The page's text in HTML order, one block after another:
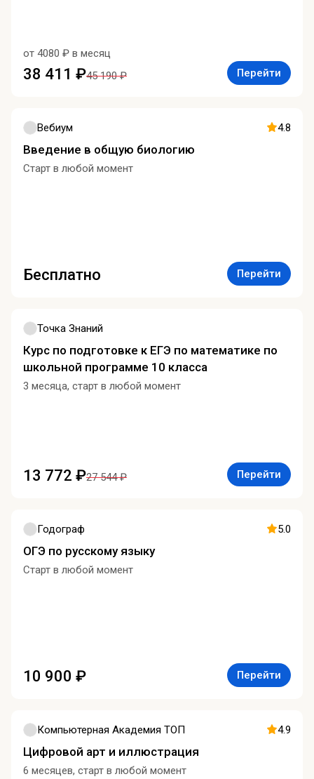
от 4080 ₽ в месяц
38 411 ₽45 190 ₽ Перейти
Вебиум 4.8
Введение в общую биологию
Старт в любой момент
Бесплатно Перейти
Точка Знаний
Курс по подготовке к ЕГЭ по математике по
школьной программе 10 класса
3 месяца, старт в любой момент
13 772 ₽27 544 ₽ Перейти
Годограф 5.0
ОГЭ по русскому языку
Старт в любой момент
10 900 ₽ Перейти
Компьютерная Академия ТОП 4.9
Цифровой арт и иллюстрация
6 месяцев, старт в любой момент